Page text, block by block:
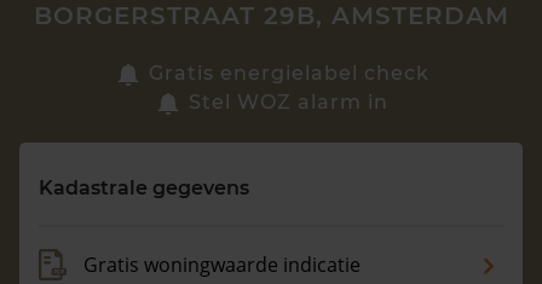
Zoek een woning
Maandag t/m vrijdag - 08:00 -18:00
BORGERSTRAAT 29B, AMSTERDAM
Gratis energielabel check
Stel WOZ alarm in
Kadastrale gegevens
Gratis woningwaarde indicatie